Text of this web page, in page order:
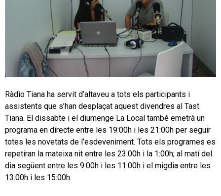
Ràdio Tiana ha servit d’altaveu a tots els participants i
assistents que s’han desplaçat aquest divendres al Tast
Tiana. El dissabte i el diumenge La Local també emetrà un
programa en directe entre les 19:00h i les 21:00h per seguir
totes les novetats de l’esdeveniment. Tots els programes es
repetiran la mateixa nit entre les 23:00h i la 1:00h; al matí del
dia següent entre les 9:00h i les 11:00h i el migdia entre les
13:00h i les 15:00h.